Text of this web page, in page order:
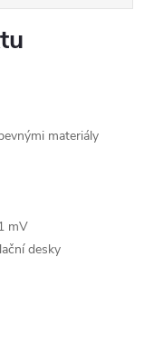
materiály
mV
desky